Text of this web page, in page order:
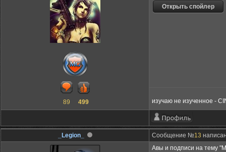
89 499 изучаю не изученное -
_Legion_ Сообщение №13
Авы и подписи на тему